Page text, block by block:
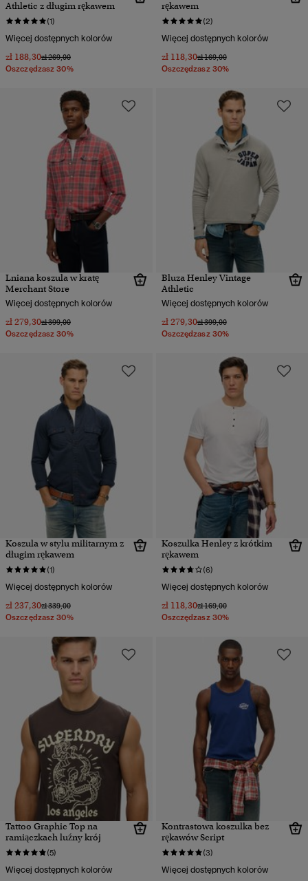
Athletic z długim rękawem
(1)
Więcej dostępnych kolorów
zł 188,30Cena obniżona od
zł 269,00do
Oszczędzasz 30%
rękawem
(2)
Więcej dostępnych kolorów
zł 118,30Cena obniżona od
zł 169,00do
Oszczędzasz 30%
Lniana koszula w kratę
Merchant Store
Więcej dostępnych kolorów
zł 279,30Cena obniżona od
zł 399,00do
Oszczędzasz 30%
Bluza Henley Vintage
Athletic
Więcej dostępnych kolorów
zł 279,30Cena obniżona od
zł 399,00do
Oszczędzasz 30%
Koszula w stylu militarnym z
długim rękawem
(1)
Więcej dostępnych kolorów
zł 237,30Cena obniżona od
zł 339,00do
Oszczędzasz 30%
Koszulka Henley z krótkim
rękawem
(6)
Więcej dostępnych kolorów
zł 118,30Cena obniżona od
zł 169,00do
Oszczędzasz 30%
Tattoo Graphic Top na
ramiączkach luźny krój
(5)
Więcej dostępnych kolorów
Kontrastowa koszulka bez
rękawów Script
(3)
Więcej dostępnych kolorów